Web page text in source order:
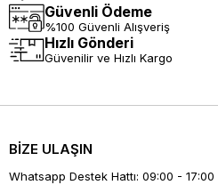
Güvenli Ödeme
%100 Güvenli Alışveriş
Hızlı Gönderi
Güvenilir ve Hızlı Kargo
BİZE ULAŞIN
Whatsapp Destek Hattı: 09:00 - 17:00